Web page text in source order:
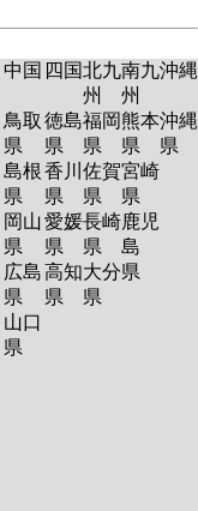
中国 四国北九
州
南九
州
沖縄
鳥取
県
島根
県
岡山
県
広島
県
山口
県
徳島
県
香川
県
愛媛
県
高知
県
福岡
県
佐賀
県
長崎
県
大分
県
熊本
県
宮崎
県
鹿児
島
県
沖縄
県